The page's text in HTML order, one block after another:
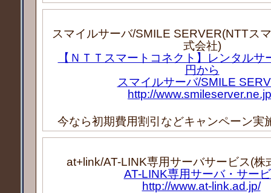
スマイルサーバ/SMILE SERVER(NTTス
式会社)
【ＮＴＴスマートコネクト】レンタルサ
円から
スマイルサーバ/SMILE
http://
今なら初期費用割引などキャンペーン実
at+link/AT-LINK専用サーバサービス(株
AT-LINK専用サーバ・サー
http://www.at-link.ad.jp/